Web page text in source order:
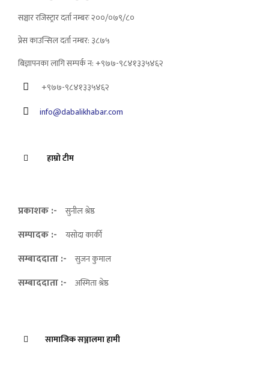
सञ्चार रजिस्ट्रार दर्ता नम्बरः २००/०७९/८०
प्रेस काउन्सिल दर्ता नम्बर: ३८७५
बिज्ञापनका लागि सम्पर्क न: +९७७-९८४१३३५४६२
+९७७-९८४१३३५४६२
info@dabalikhabar.com
हाम्रो टीम
प्रकाशक :- सुनील श्रेष्ठ
सम्पादक :- यसोदा कार्की
सम्बाददाता :- सुजन कुमाल
सम्बाददाता :- अस्मिता श्रेष्ठ
सामाजिक सञ्जालमा हामी